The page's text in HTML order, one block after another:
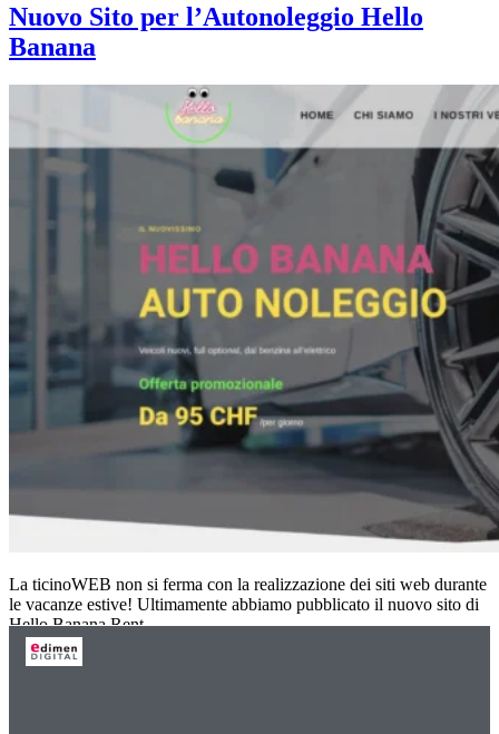
Nuovo Sito per l’Autonoleggio Hello
Banana
La ticinoWEB non si ferma con la realizzazione dei siti web durante
le vacanze estive! Ultimamente abbiamo pubblicato il nuovo sito di
Hello Banana Rent,